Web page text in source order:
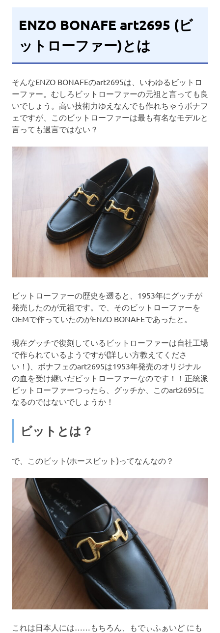
ENZO BONAFE art2695 (ビ
ットローファー)とは
そんなENZO BONAFEのart2695は、いわゆるビットロ
ーファー。むしろビットローファーの元祖と言っても良
いでしょう。高い技術力ゆえなんでも作れちゃうボナフ
ェですが、このビットローファーは最も有名なモデルと
言っても過言ではない？
ビットローファーの歴史を遡ると、1953年にグッチが
発売したのが元祖です。で、そのビットローファーを
OEMで作っていたのがENZO BONAFEであったと。
現在グッチで復刻しているビットローファーは自社工場
で作られているようですが(詳しい方教えてくださ
い！)、ボナフェのart2695は1953年発売のオリジナル
の血を受け継いだビットローファーなのです！！正統派
ビットローファーつったら、グッチか、このart2695に
なるのではないでしょうか！
ビットとは？
で、このビット(ホースビット)ってなんなの？
これは日本人には……もちろん、もでぃふぁいど にも